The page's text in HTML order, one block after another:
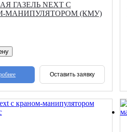
ГАЗЕЛЬ NEXT С
МАНИПУЛЯТОРОМ (КМУ)
Оставить заявку